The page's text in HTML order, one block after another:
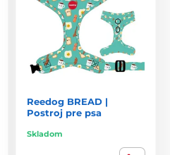
Reedog BREAD |
Postroj pre psa
Skladom